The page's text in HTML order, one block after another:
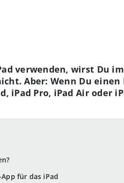
für das iPad
verwenden, wirst Du
Aber: Wenn Du
iPad Pro, iPad Air oder